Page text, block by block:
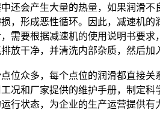
还会产生大量的热量，如果润滑
，形成恶性循环。因此，减速机
需要根据减速机的使用说明书要
放干净，并清洗内部杂质，然后
位众多，每个点位的润滑都直接
况和厂家提供的维护手册，制定
行状态，为企业的生产运营提供有